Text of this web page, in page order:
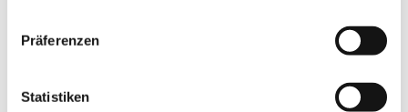
Präferenzen
Statistiken